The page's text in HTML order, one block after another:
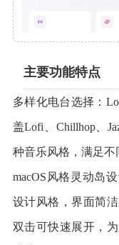
主要功能特点
多样化电台选择：
盖Lofi、Chillhop、
种音乐风格，满足不
macOS风格灵动岛
设计风格，界面简
双击可快速展开，